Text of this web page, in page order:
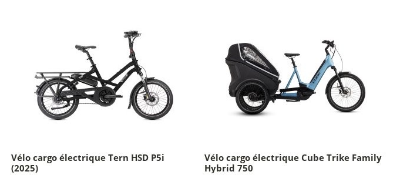
Vélo cargo électrique Tern HSD P5i
(2025)
Vélo cargo électrique Cube Trike Family
Hybrid 750